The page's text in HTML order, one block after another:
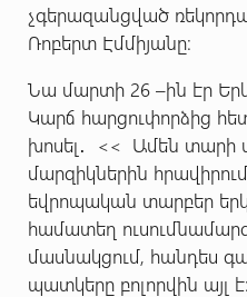
չգերազանցված
Ռոբերտ Էմմիյանը։
Նա մարտի 26 –ին էր
Կարճ հարցուփորձից
խոսել․ << Ամեն տարի
մարզիկներին
եվրոպական տարբեր
համատեղ
մասնակցում, հանդես
պատկերը բոլորվին այլ